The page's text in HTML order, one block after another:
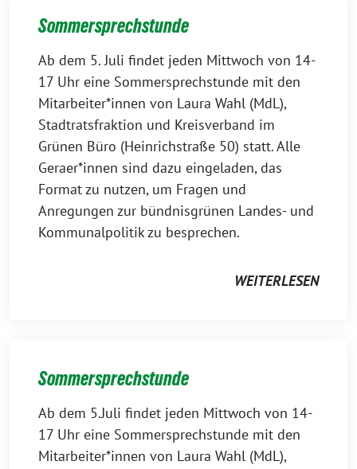
Sommersprechstunde
Ab dem 5. Juli findet jeden Mittwoch von 14-
17 Uhr eine Sommersprechstunde mit den
Mitarbeiter*innen von Laura Wahl (MdL),
Stadtratsfraktion und Kreisverband im
Grünen Büro (Heinrichstraße 50) statt. Alle
Geraer*innen sind dazu eingeladen, das
Format zu nutzen, um Fragen und
Anregungen zur bündnisgrünen Landes- und
Kommunalpolitik zu besprechen.
WEITERLESEN
Sommersprechstunde
Ab dem 5.Juli findet jeden Mittwoch von 14-
17 Uhr eine Sommersprechstunde mit den
Mitarbeiter*innen von Laura Wahl (MdL),